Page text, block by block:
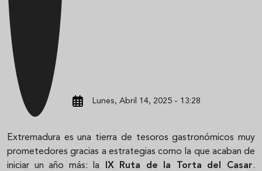
Lunes, Abril 14, 2025 - 13:28
Extremadura es una tierra de tesoros gastronómicos muy
prometedores gracias a estrategias como la que acaban de
iniciar un año más: la IX Ruta de la Torta del Casar.